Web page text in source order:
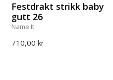
Festdrakt strikk baby
gutt 26
Name It
710,00 kr